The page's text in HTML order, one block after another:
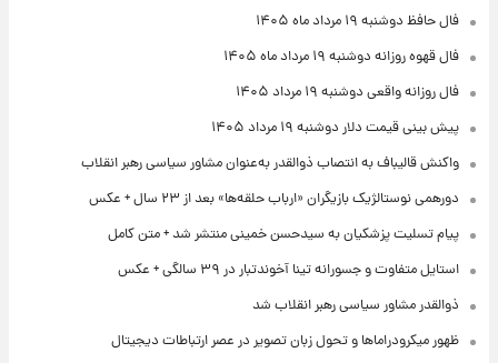
فال حافظ دوشنبه ۱۹ مرداد ماه ۱۴۰۵
فال قهوه روزانه دوشنبه ۱۹ مرداد ماه ۱۴۰۵
فال روزانه واقعی دوشنبه ۱۹ مرداد ۱۴۰۵
پیش‌ بینی قیمت دلار دوشنبه ۱۹ مرداد ۱۴۰۵
واکنش قالیباف به انتصاب ذوالقدر به‌عنوان مشاور سیاسی رهبر انقلاب
دورهمی نوستالژیک بازیگران «ارباب حلقه‌ها» بعد از ۲۳ سال + عکس
پیام تسلیت پزشکیان به سیدحسن خمینی منتشر شد + متن کامل
استایل متفاوت و جسورانه تینا آخوندتبار در ۳۹ سالگی + عکس
ذوالقدر مشاور سیاسی رهبر انقلاب شد
ظهور میکرودراماها و تحول زبان تصویر در عصر ارتباطات دیجیتال